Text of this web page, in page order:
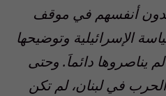
أنفسهم في موقف
الإسرائيلية وتوضيحها
يناصروها دائماَ. وحتى
الحرب في لبنان، لم تكن